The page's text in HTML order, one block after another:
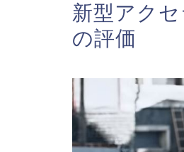
新型アク
の評価